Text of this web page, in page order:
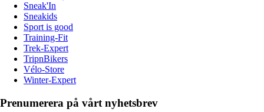
Sneak'In
Sneakids
Sport is good
Training-Fit
Trek-Expert
TripnBikers
Vélo-Store
Winter-Expert
Prenumerera på vårt nyhetsbrev